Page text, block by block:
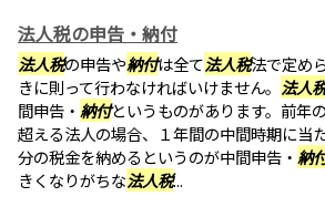
法人税の申告・納付
法人税の申告や納付は全て法人税法で定め
きに則って行わなければいけません。 法人
間申告・ 納付というものがあります。前年の
超える法人の場合、１年間の中間時期に当
分の税金を納めるというのが中間申告・ 納
きくなりがちな法人税...